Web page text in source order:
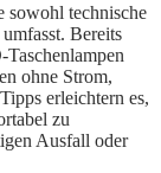
sowohl technische
Bereits
ohne Strom,
erleichtern es,
zu
Ausfall oder